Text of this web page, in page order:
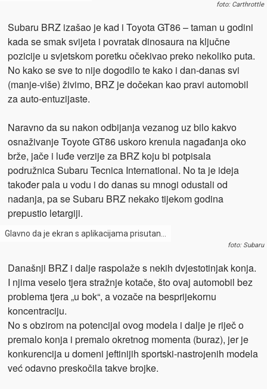
foto: Carthrottle
Subaru BRZ izašao je kad i Toyota GT86 – taman u godini
kada se smak svijeta i povratak dinosaura na ključne
pozicije u svjetskom poretku očekivao preko nekoliko puta.
No kako se sve to nije dogodilo te kako i dan-danas svi
(manje-više) živimo, BRZ je dočekan kao pravi automobil
za auto-entuzijaste.
Naravno da su nakon odbijanja vezanog uz bilo kakvo
osnaživanje Toyote GT86 uskoro krenula nagađanja oko
brže, jače i luđe verzije za BRZ koju bi potpisala
podružnica Subaru Tecnica International. No ta je ideja
također pala u vodu i do danas su mnogi odustali od
nadanja, pa se Subaru BRZ nekako tijekom godina
prepustio letargiji.
Glavno da je ekran s aplikacijama prisutan…
foto: Subaru
Današnji BRZ i dalje raspolaže s nekih dvjestotinjak konja.
I njima veselo tjera stražnje kotače, što ovaj automobil bez
problema tjera „u bok“, a vozače na besprijekornu
koncentraciju.
No s obzirom na potencijal ovog modela i dalje je riječ o
premalo konja i premalo okretnog momenta (buraz), jer je
konkurencija u domeni jeftinijih sportski-nastrojenih modela
već odavno preskočila takve brojke.